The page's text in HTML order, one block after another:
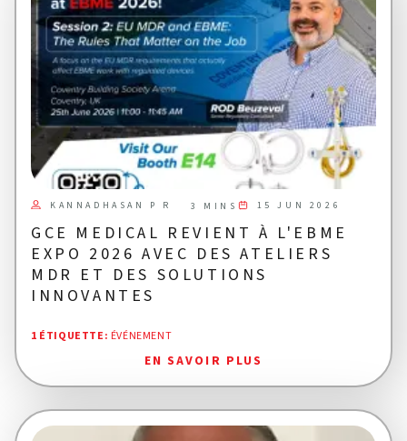
GCE MEDICAL REVIENT À L'EBME
EXPO 2026 AVEC DES ATELIERS
MDR ET DES SOLUTIONS
INNOVANTES
KANNADHASAN P R 3 MINS 15 JUN 2026
1 ÉTIQUETTE: ÉVÉNEMENT
EN SAVOIR PLUS